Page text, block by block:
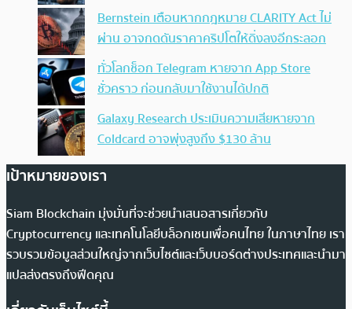
Bernstein เตือนหากกฎหมาย CLARITY Act ไม่
ผ่าน อาจกดดันราคาคริปโตให้ดิ่งลงอีกระลอก
ทั่วโลกช็อก Telegram หายจาก App Store
ชั่วคราว ก่อนกลับมาใช้งานได้ปกติ
Galaxy Research ประเมินความเสียหายจาก
Coldcard อาจพุ่งสูงถึง $130 ล้าน
เป้าหมายของเรา
Siam Blockchain มุ่งมั่นที่จะช่วยนำเสนอสารเกี่ยวกับ
Cryptocurrency และเทคโนโลยีบล็อกเชนเพื่อคนไทย ในภาษาไทย เรา
รวบรวมข้อมูลส่วนใหญ่จากเว็บไซต์และเว็บบอร์ดต่างประเทศและนำมา
แปลส่งตรงถึงฟีดคุณ